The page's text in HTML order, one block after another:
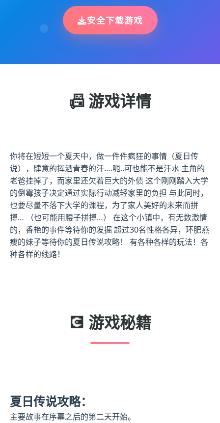
安全下载游戏
📠 游戏详情
你将在短短一个夏天中，做一件件疯狂的事情（夏日传
说），肆意的挥洒青春的汗….呃..可也能不是汗水 主角的
老爸挂掉了，而家里还欠着巨大的外债 这个刚刚踏入大学
的倒霉孩子决定通过实际行动减轻家里的负担 与此同时，
也要尽量不落下大学的课程，为了家人美好的未来而拼
搏… （也可能用腰子拼搏…） 在这个小镇中，有无数激情
的，香艳的事件等待你的发掘 超过30名性格各异，环肥燕
瘦的妹子等待你的夏日传说攻略！ 有各种各样的玩法！各
种各样的线路！
💽 游戏秘籍
夏日传说攻略：
主要故事在序幕之后的第二天开始。